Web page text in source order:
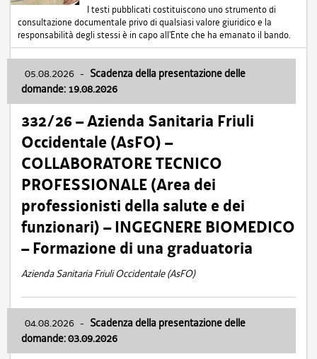
I testi pubblicati costituiscono uno strumento di
consultazione documentale privo di qualsiasi valore giuridico e la
responsabilità degli stessi è in capo all'Ente che ha emanato il bando.
05.08.2026 - Scadenza della presentazione delle
domande: 19.08.2026
332/26 – Azienda Sanitaria Friuli
Occidentale (AsFO) –
COLLABORATORE TECNICO
PROFESSIONALE (Area dei
professionisti della salute e dei
funzionari) – INGEGNERE BIOMEDICO
– Formazione di una graduatoria
Azienda Sanitaria Friuli Occidentale (AsFO)
04.08.2026 - Scadenza della presentazione delle
domande: 03.09.2026